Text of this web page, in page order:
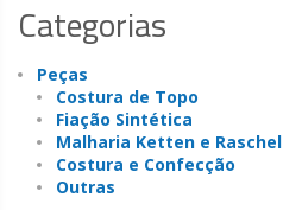
Categorias
Peças
Costura de Topo
Fiação Sintética
Malharia Ketten e Raschel
Costura e Confecção
Outras